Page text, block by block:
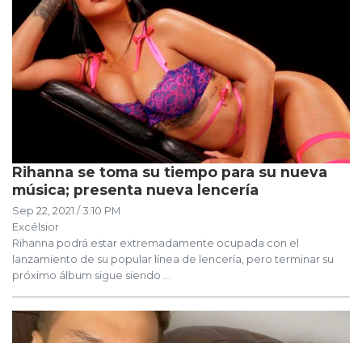
Rihanna se toma su tiempo para su nueva
música; presenta nueva lencería
Sep 22, 2021 / 3:10 PM
Excélsior
Rihanna podrá estar extremadamente ocupada con el
lanzamiento de su popular línea de lencería, pero terminar su
próximo álbum sigue siendo ...